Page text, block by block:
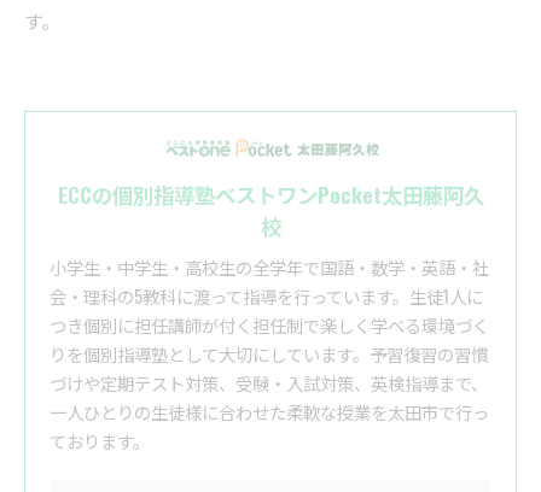
す。
ECCの個別指導塾ベストワンPocket太田藤阿久
校
小学生・中学生・高校生の全学年で国語・数学・英語・社
会・理科の5教科に渡って指導を行っています。生徒1人に
つき個別に担任講師が付く担任制で楽しく学べる環境づく
りを個別指導塾として大切にしています。予習復習の習慣
づけや定期テスト対策、受験・入試対策、英検指導まで、
一人ひとりの生徒様に合わせた柔軟な授業を太田市で行っ
ております。